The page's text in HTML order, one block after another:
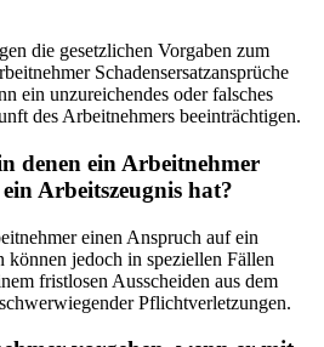
die gesetzlichen Vorgaben zum
Schadensersatzansprüche
ein unzureichendes oder falsches
des Arbeitnehmers beeinträchtigen.
denen ein Arbeitnehmer
Arbeitszeugnis hat?
einen Anspruch auf ein
können jedoch in speziellen Fällen
fristlosen Ausscheiden aus dem
Pflichtverletzungen.